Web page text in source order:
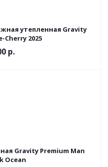
утепленная Gravity
Сherry 2025
р.
Gravity Premium Man
Ocean